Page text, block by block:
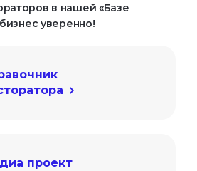
в нашей «Базе
уверенно!
проект